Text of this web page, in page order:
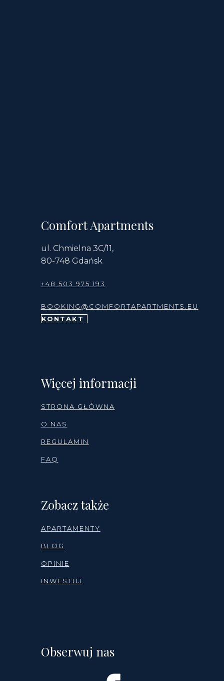
Comfort Apartments
ul. Chmielna 3C/11,
80-748 Gdańsk
+48 503 975 193
BOOKING@COMFORTAPARTMENTS.EU
KONTAKT
Więcej informacji
STRONA GŁÓWNA
O NAS
REGULAMIN
FAQ
Zobacz także
APARTAMENTY
BLOG
OPINIE
INWESTUJ
Obserwuj nas